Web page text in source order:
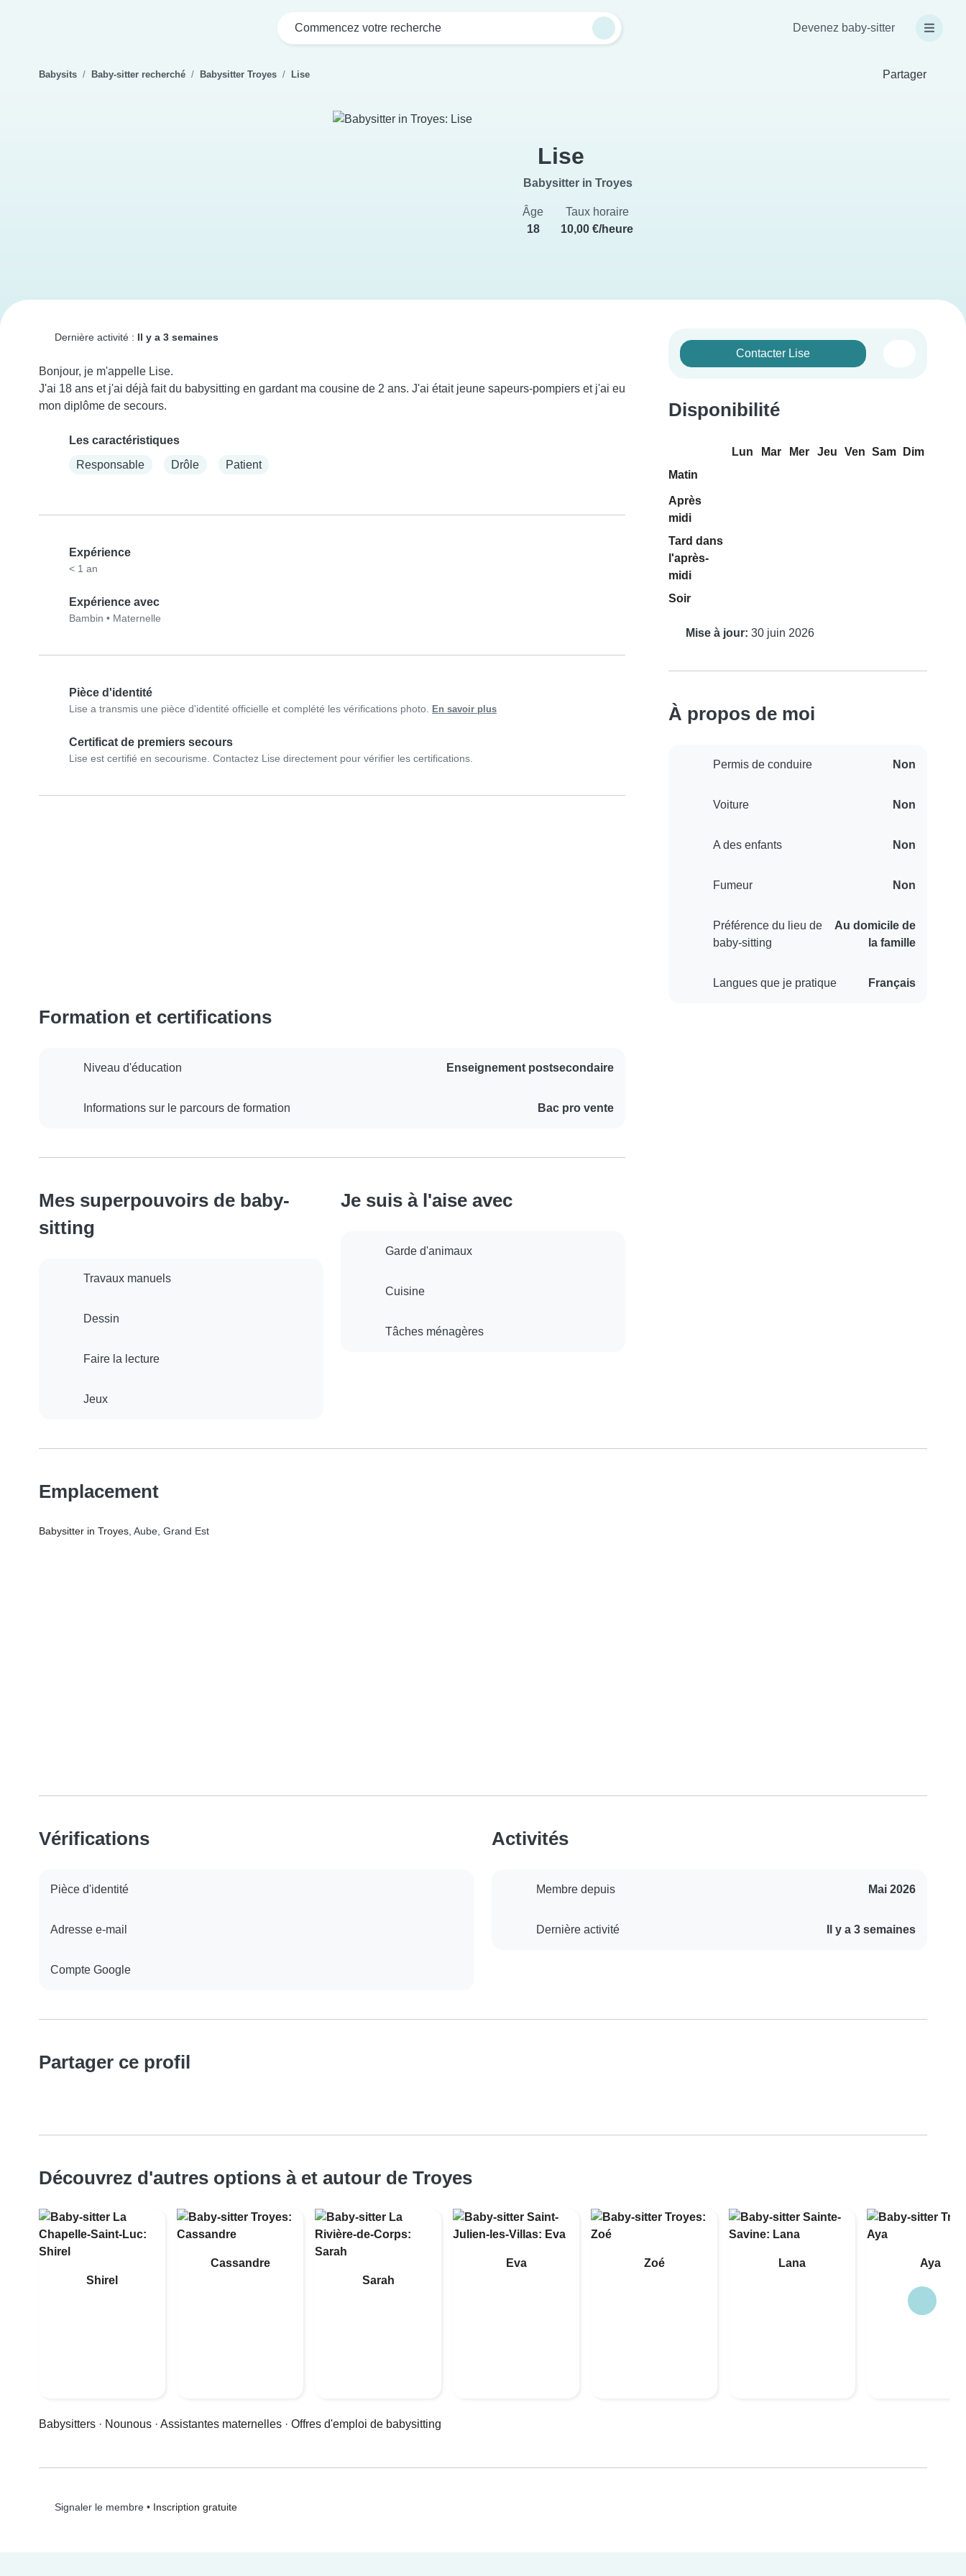
Commencez votre recherche Devenez baby-sitter
Babysits Baby-sitter recherché Babysitter Troyes Lise Partager
Lise
Babysitter in Troyes
Âge
18
Taux horaire
10,00 €/heure
Dernière activité : Il y a 3 semaines
Bonjour, je m'appelle Lise.
J'ai 18 ans et j'ai déjà fait du babysitting en gardant ma cousine de 2 ans. J'ai était jeune sapeurs-pompiers et j'ai eu
mon diplôme de secours.
Les caractéristiques
Responsable
Drôle Patient
Expérience
< 1 an
Expérience avec
Bambin • Maternelle
Pièce d'identité
Lise a transmis une pièce d'identité officielle et complété les vérifications photo. En savoir plus
Certificat de premiers secours
Lise est certifié en secourisme. Contactez Lise directement pour vérifier les certifications.
Contacter Lise
Disponibilité
Lun Mar Mer Jeu Ven Sam
Dim
Matin
Après
midi
Tard dans
l'après-
midi
Soir
Mise à jour: 30 juin 2026
À propos de moi
Permis de conduire Non
Voiture Non
A des enfants Non
Fumeur Non
Préférence du lieu de
baby-sitting
Au domicile de
la famille
Langues que je pratique Français
Formation et certifications
Niveau d'éducation Enseignement postsecondaire
Informations sur le parcours de formation Bac pro vente
Mes superpouvoirs de baby-
sitting
Travaux manuels
Dessin
Faire la lecture
Jeux
Je suis à l'aise avec
Garde d'animaux
Cuisine
Tâches ménagères
Emplacement
Babysitter in Troyes, Aube, Grand Est
Vérifications
Pièce d'identité
Adresse e-mail
Compte Google
Activités
Membre depuis Mai 2026
Dernière activité Il y a 3 semaines
Partager ce profil
Découvrez d'autres options à et autour de Troyes
Shirel
Cassandre
Sarah
Eva Zoé Lana Aya
Babysitters · Nounous · Assistantes maternelles · Offres d'emploi de babysitting
Signaler le membre• Inscription gratuite